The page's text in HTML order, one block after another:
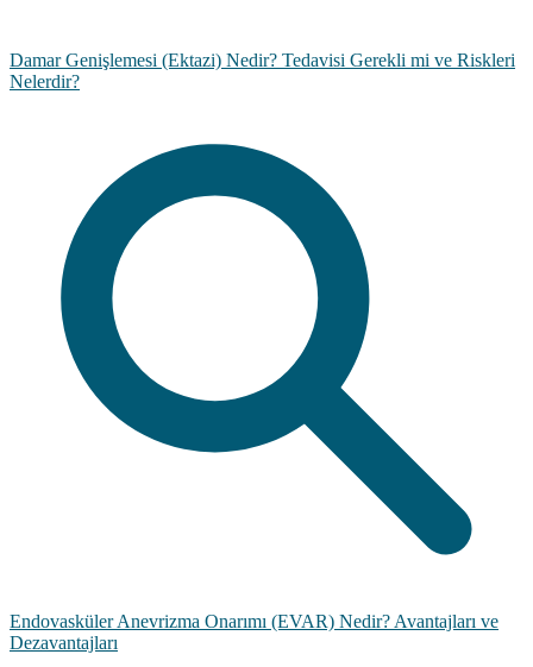
Damar Genişlemesi (Ektazi) Nedir? Tedavisi Gerekli mi ve Riskleri
Nelerdir?
Endovasküler Anevrizma Onarımı (EVAR) Nedir? Avantajları ve
Dezavantajları